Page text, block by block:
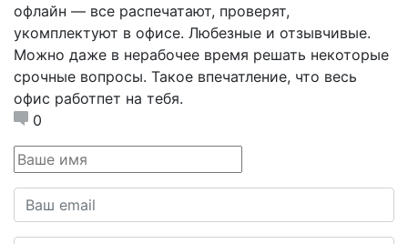
офлайн — все распечатают, проверят,
укомплектуют в офисе. Любезные и отзывчивые.
Можно даже в нерабочее время решать некоторые
срочные вопросы. Такое впечатление, что весь
офис работпет на тебя.
0